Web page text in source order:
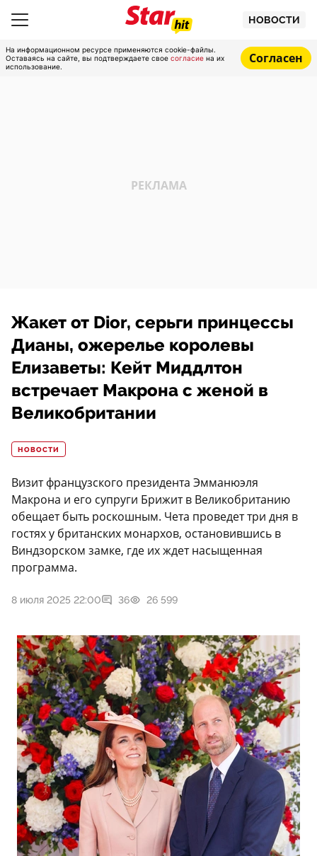
НОВОСТИ
На информационном ресурсе применяются cookie-файлы.
Оставаясь на сайте, вы подтверждаете свое согласие на их
использование.
Согласен
Жакет от Dior, серьги принцессы
Дианы, ожерелье королевы
Елизаветы: Кейт Миддлтон
встречает Макрона с женой в
Великобритании
НОВОСТИ
Визит французского президента Эмманюэля
Макрона и его супруги Брижит в Великобританию
обещает быть роскошным. Чета проведет три дня в
гостях у британских монархов, остановившись в
Виндзорском замке, где их ждет насыщенная
программа.
8 июля 2025 22:00 36 26 599